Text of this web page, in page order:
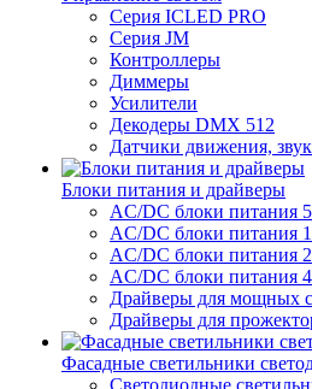
Серия ICLED PRO
Серия JM
Контроллеры
Диммеры
Усилители
Декодеры DMX 512
Датчики движения,
Блоки питания и драйверы
AC/DC блоки питания
AC/DC блоки питания
AC/DC блоки питания
AC/DC блоки питания
Драйверы для мощных
Драйверы для
Фасадные светильники
Светодиодные